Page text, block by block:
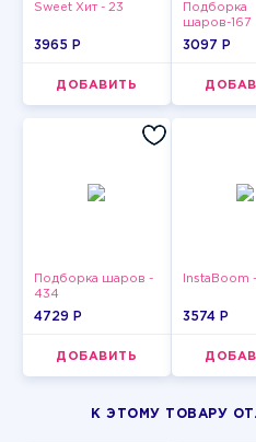
Sweet Хит - 23
3965 P
ДОБАВИТЬ
Подборка
шаров-167
3097 P
Подборка шаров -
434
4729 P
ДОБАВИТЬ
InstaBoom
3574 P
К ЭТОМУ ТОВАРУ